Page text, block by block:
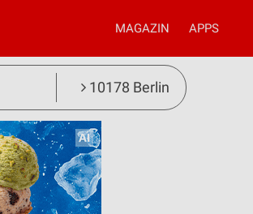
MAGAZIN APPS
10178 Berlin